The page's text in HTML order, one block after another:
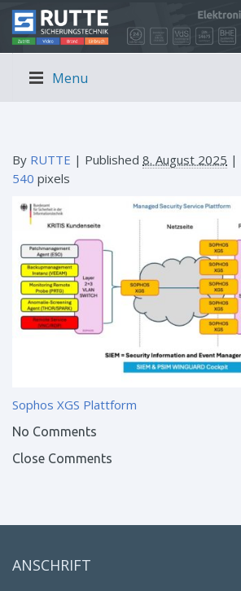
Menu
By RUTTE | Published 8. August 2025 |
540 pixels
Sophos XGS Plattform
No Comments
Close Comments
ANSCHRIFT